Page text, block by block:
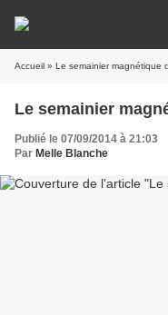
Accueil » Le semainier magnétique
Le semainier
Publié le 07/09/2014 à 21:03
Par Melle Blanche